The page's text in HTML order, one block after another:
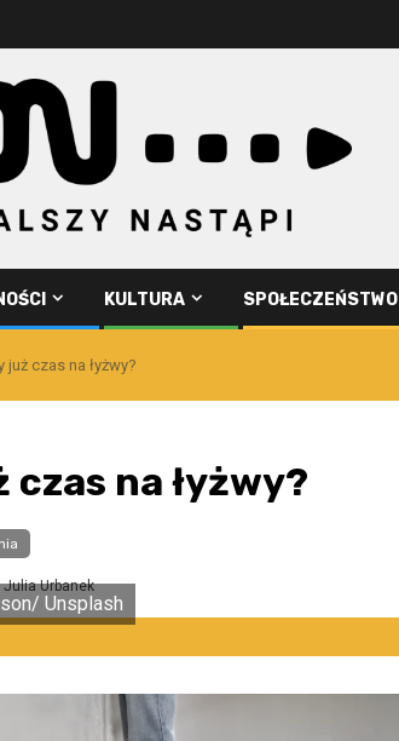
KULTURA SPOŁECZEŃSTWO
już czas na łyżwy?
czas na łyżwy?
Julia Urbanek
Unsplash